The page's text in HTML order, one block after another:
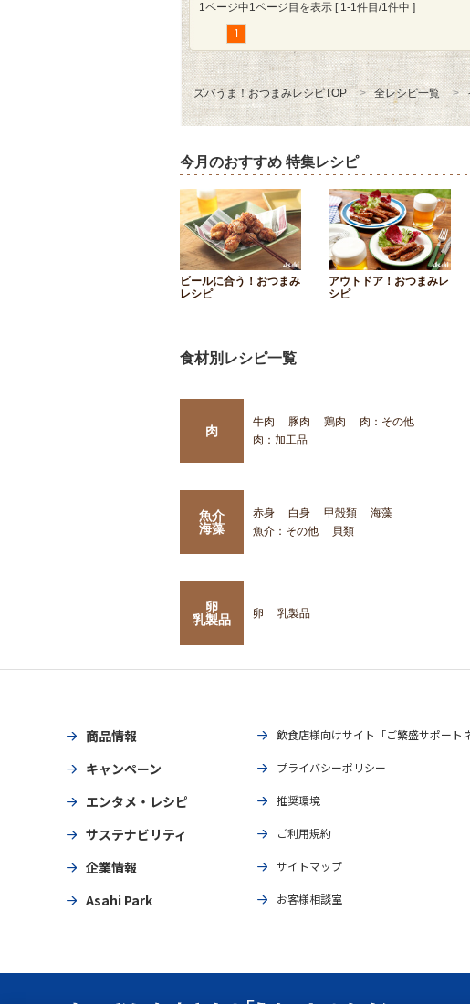
1ページ中1ページ目を表示 [ 1-1件目/1件中 ]
1
ズバうま！おつまみレシピTOP 全レシピ一覧
今月のおすすめ 特集レシピ
ビールに合う！おつまみ
レシピ
アウトドア！おつまみレ
シピ
食材別レシピ一覧
肉
牛肉 豚肉 鶏肉
肉：その他
肉：加工品
魚介
海藻
赤身 白身 甲殻類
海藻
魚介：その他
貝類
卵
乳製品
卵 乳製品
商品情報
キャンペーン
エンタメ・レシピ
サステナビリティ
企業情報
Asahi Park
飲食店様向けサイト「ご繁盛サポート
プライバシーポリシー
推奨環境
ご利用規約
サイトマップ
お客様相談室